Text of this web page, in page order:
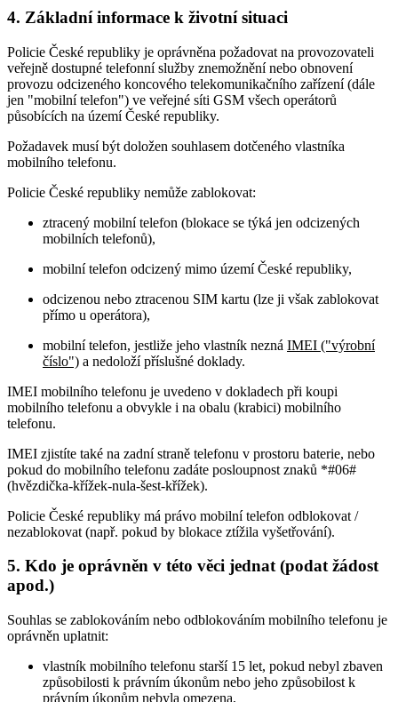
4. Základní informace k životní situaci
Policie České republiky je oprávněna požadovat na provozovateli
veřejně dostupné telefonní služby znemožnění nebo obnovení
provozu odcizeného koncového telekomunikačního zařízení (dále
jen "mobilní telefon") ve veřejné síti GSM všech operátorů
působících na území České republiky.
Požadavek musí být doložen souhlasem dotčeného vlastníka
mobilního telefonu.
Policie České republiky nemůže zablokovat:
ztracený mobilní telefon (blokace se týká jen odcizených
mobilních telefonů),
mobilní telefon odcizený mimo území České republiky,
odcizenou nebo ztracenou SIM kartu (lze ji však zablokovat
přímo u operátora),
mobilní telefon, jestliže jeho vlastník nezná IMEI ("výrobní
číslo") a nedoloží příslušné doklady.
IMEI mobilního telefonu je uvedeno v dokladech při koupi
mobilního telefonu a obvykle i na obalu (krabici) mobilního
telefonu.
IMEI zjistíte také na zadní straně telefonu v prostoru baterie, nebo
pokud do mobilního telefonu zadáte posloupnost znaků *#06#
(hvězdička-křížek-nula-šest-křížek).
Policie České republiky má právo mobilní telefon odblokovat /
nezablokovat (např. pokud by blokace ztížila vyšetřování).
5. Kdo je oprávněn v této věci jednat (podat žádost
apod.)
Souhlas se zablokováním nebo odblokováním mobilního telefonu je
oprávněn uplatnit:
vlastník mobilního telefonu starší 15 let, pokud nebyl zbaven
způsobilosti k právním úkonům nebo jeho způsobilost k
právním úkonům nebyla omezena,